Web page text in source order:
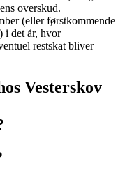
overskud.
(eller førstkommende
i det år, hvor
restskat bliver
Vesterskov